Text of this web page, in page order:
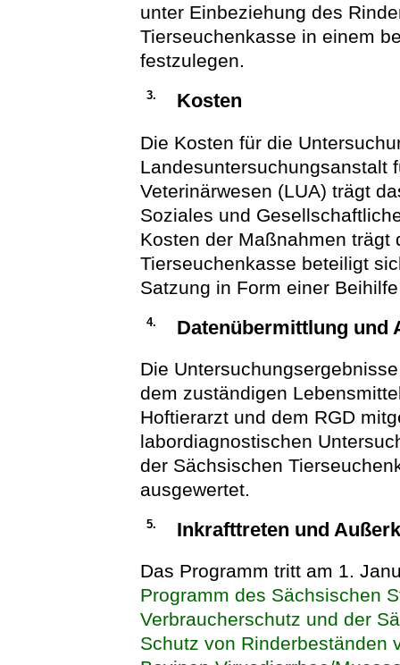
unter Einbeziehung des
Tierseuchenkasse in einem
festzulegen.
3. Kosten
Die Kosten für die
Landesuntersuchungsanstalt
Veterinärwesen (LUA) trägt
Soziales und
Kosten der Maßnahmen trägt
Tierseuchenkasse beteiligt
Satzung in Form einer
4. Datenübermittlung und
Die
dem zuständigen
Hoftierarzt und dem RGD
labordiagnostischen
der Sächsischen
ausgewertet.
5. Inkrafttreten und
Das Programm tritt am 1.
Programm des Sächsischen
Verbraucherschutz und der
Schutz von Rinderbeständen